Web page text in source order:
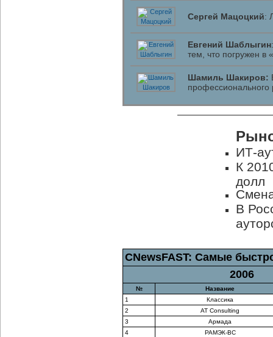
Сергей Мацоцкий:
Евгений Шаблыгин
тем, что погружен в
Шамиль Шакиров:
профессионального
ИТ-
К
долл
В
CNewsFAST: Самые
2006
№
Название
1
Классика
2
AT Consulting
3
Армада
4
РАМЭК-ВС